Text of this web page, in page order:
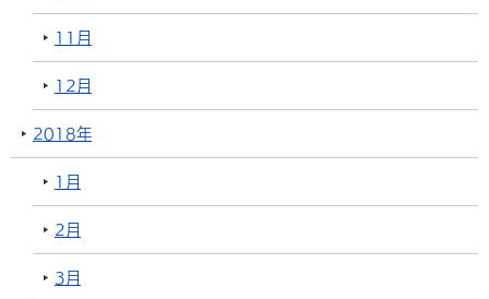
11月
12月
2018年
1月
2月
3月